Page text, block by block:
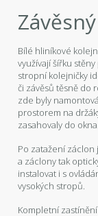
Bílé hliníkové
využívají šířku
stropní kolejničky
či závěsů těsně do
zde byly
prostorem na
zasahovaly do okna.
Po zatažení záclon
a záclony tak
instalovat i s
vysokých stropů.
Kompletní